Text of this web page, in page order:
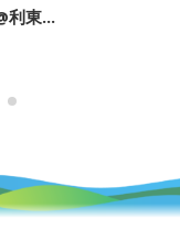
利東...